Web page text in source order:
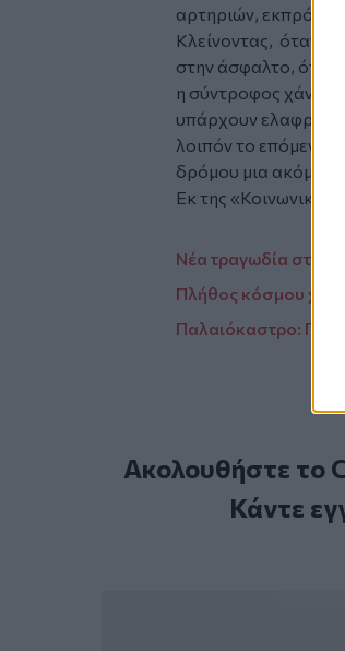
αρτηριών,
Κλείνοντας, όταν
στην άσφαλτο, όταν
η σύντροφος χάνει
υπάρχουν
λοιπόν το επόμενο
δρόμου μια ακόμη
Εκ της «Κοινωνικής
Νέα τραγωδία στα
Πλήθος κόσμου
Παλαιόκαστρο:
Ακολουθήστε το
Κάντε